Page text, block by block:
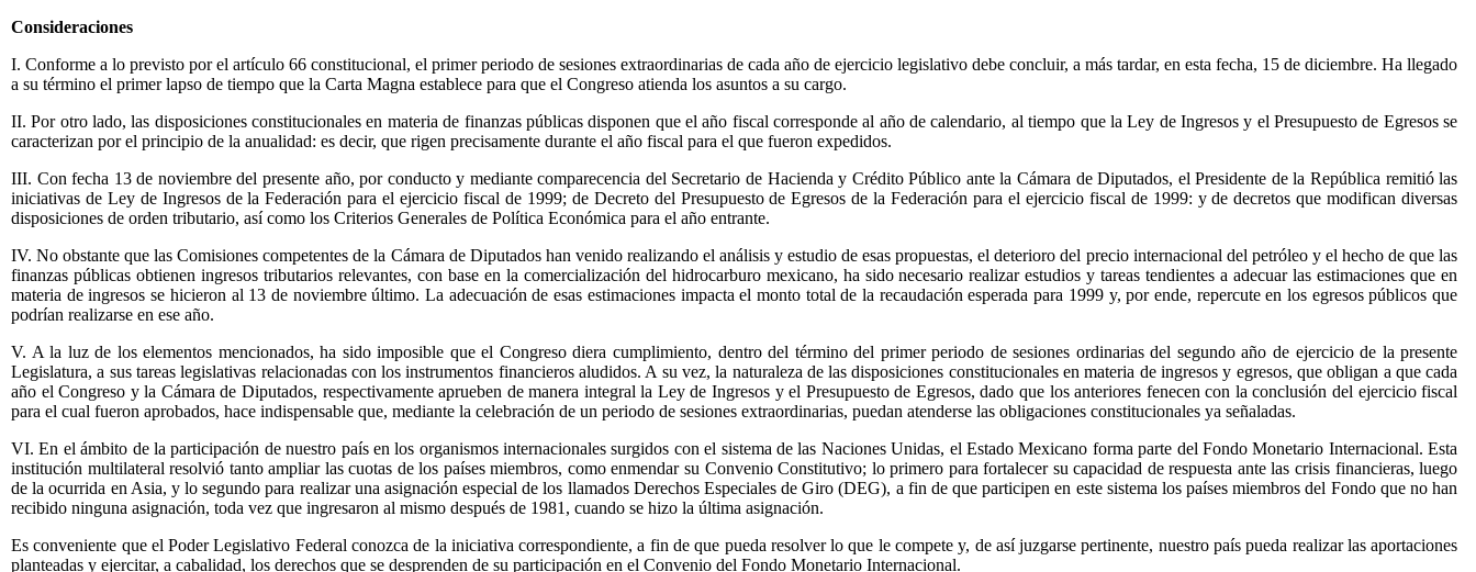
Consideraciones
I. Conforme a lo previsto por el artículo 66 constitucional, el primer periodo de sesiones extraordinarias de cada año de ejercicio legislativo debe concluir, a más tardar, en esta fecha, 15 de diciembre. Ha llegado
a su término el primer lapso de tiempo que la Carta Magna establece para que el Congreso atienda los asuntos a su cargo.
II. Por otro lado, las disposiciones constitucionales en materia de finanzas públicas disponen que el año fiscal corresponde al año de calendario, al tiempo que la Ley de Ingresos y el Presupuesto de Egresos se
caracterizan por el principio de la anualidad: es decir, que rigen precisamente durante el año fiscal para el que fueron expedidos.
III. Con fecha 13 de noviembre del presente año, por conducto y mediante comparecencia del Secretario de Hacienda y Crédito Público ante la Cámara de Diputados, el Presidente de la República remitió las
iniciativas de Ley de Ingresos de la Federación para el ejercicio fiscal de 1999; de Decreto del Presupuesto de Egresos de la Federación para el ejercicio fiscal de 1999: y de decretos que modifican diversas
disposiciones de orden tributario, así como los Criterios Generales de Política Económica para el año entrante.
IV. No obstante que las Comisiones competentes de la Cámara de Diputados han venido realizando el análisis y estudio de esas propuestas, el deterioro del precio internacional del petróleo y el hecho de que las
finanzas públicas obtienen ingresos tributarios relevantes, con base en la comercialización del hidrocarburo mexicano, ha sido necesario realizar estudios y tareas tendientes a adecuar las estimaciones que en
materia de ingresos se hicieron al 13 de noviembre último. La adecuación de esas estimaciones impacta el monto total de la recaudación esperada para 1999 y, por ende, repercute en los egresos públicos que
podrían realizarse en ese año.
V. A la luz de los elementos mencionados, ha sido imposible que el Congreso diera cumplimiento, dentro del término del primer periodo de sesiones ordinarias del segundo año de ejercicio de la presente
Legislatura, a sus tareas legislativas relacionadas con los instrumentos financieros aludidos. A su vez, la naturaleza de las disposiciones constitucionales en materia de ingresos y egresos, que obligan a que cada
año el Congreso y la Cámara de Diputados, respectivamente aprueben de manera integral la Ley de Ingresos y el Presupuesto de Egresos, dado que los anteriores fenecen con la conclusión del ejercicio fiscal
para el cual fueron aprobados, hace indispensable que, mediante la celebración de un periodo de sesiones extraordinarias, puedan atenderse las obligaciones constitucionales ya señaladas.
VI. En el ámbito de la participación de nuestro país en los organismos internacionales surgidos con el sistema de las Naciones Unidas, el Estado Mexicano forma parte del Fondo Monetario Internacional. Esta
institución multilateral resolvió tanto ampliar las cuotas de los países miembros, como enmendar su Convenio Constitutivo; lo primero para fortalecer su capacidad de respuesta ante las crisis financieras, luego
de la ocurrida en Asia, y lo segundo para realizar una asignación especial de los llamados Derechos Especiales de Giro (DEG), a fin de que participen en este sistema los países miembros del Fondo que no han
recibido ninguna asignación, toda vez que ingresaron al mismo después de 1981, cuando se hizo la última asignación.
Es conveniente que el Poder Legislativo Federal conozca de la iniciativa correspondiente, a fin de que pueda resolver lo que le compete y, de así juzgarse pertinente, nuestro país pueda realizar las aportaciones
planteadas y ejercitar, a cabalidad, los derechos que se desprenden de su participación en el Convenio del Fondo Monetario Internacional.